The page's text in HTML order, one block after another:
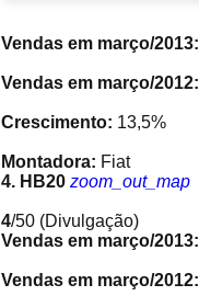
Vendas em março/2013:
Vendas em março/2012:
Crescimento: 13,5%
Montadora: Fiat
4. HB20 zoom_out_map
4/50 (Divulgação)
Vendas em março/2013:
Vendas em março/2012: